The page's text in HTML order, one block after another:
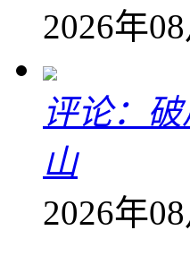
2026年
评论：
山
2026年